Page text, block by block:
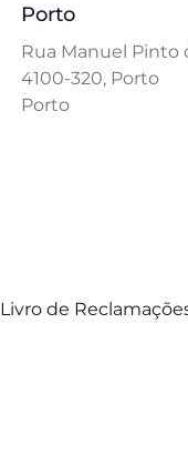
Porto
Rua Manuel Pinto
4100-320, Porto
Porto
Livro de